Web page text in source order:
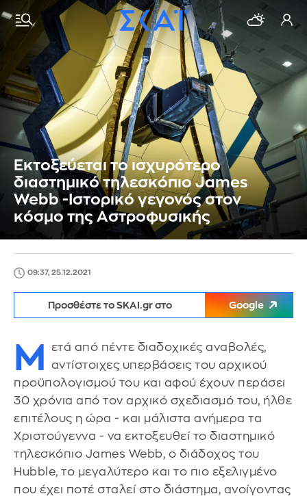
Εκτοξεύεται το ισχυρότερο
διαστημικό τηλεσκόπιο James
Webb -Ιστορικό γεγονός στον
κόσμο της Αστροφυσικής
09:37, 25.12.2021
Προσθέστε το SKAI.gr στο Google
Μ
ετά από πέντε διαδοχικές αναβολές,
αντίστοιχες υπερβάσεις του αρχικού
προϋπολογισμού του και αφού έχουν περάσει
30 χρόνια από τον αρχικό σχεδιασμό του, ήλθε
επιτέλους η ώρα - και μάλιστα ανήμερα τα
Χριστούγεννα - να εκτοξευθεί το διαστημικό
τηλεσκόπιο James Webb, ο διάδοχος του
Hubble, το μεγαλύτερο και το πιο εξελιγμένο
που έχει ποτέ σταλεί στο διάστημα, ανοίγοντας